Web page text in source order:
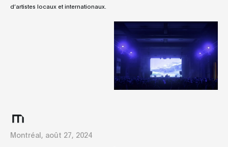
d’artistes locaux et internationaux.
Montréal, août 27, 2024